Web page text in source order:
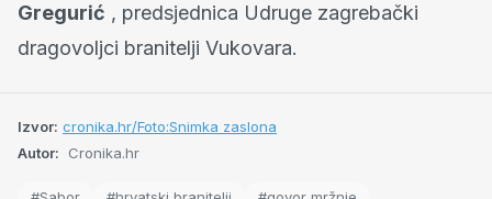
Gregurić , predsjednica Udruge zagrebački
dragovoljci branitelji Vukovara.
Izvor: cronika.hr/Foto:Snimka zaslona
Autor:
Cronika.hr